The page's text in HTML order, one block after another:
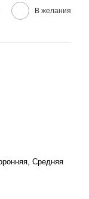
В желания
Средняя